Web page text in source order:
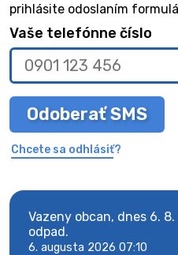
prihlásite odoslaním
Vaše telefónne číslo
Odoberať SMS
Chcete sa odhlásiť?
Vazeny obcan, dnes 6.
odpad.
6. augusta 2026 07:10